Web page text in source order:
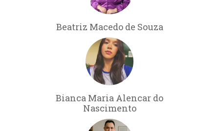
Beatriz Macedo de Souza
Bianca Maria Alencar do
Nascimento